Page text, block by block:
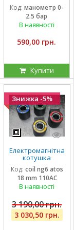
гліцириновий
вібростійкий 63
мм 0-2,5 Бар
Італія
Код: манометр 0-
2.5 бар
В наявності
590,00 грн.
Купити
Знижка -5%
Електромагнітна
котушка
соленоїд Atos
110 вольтів
внутрішній
діаметр 18 мм
Код: coil ng6 atos
18 mm 110AC
В наявності
3 190,00 грн.
3 030,50 грн.